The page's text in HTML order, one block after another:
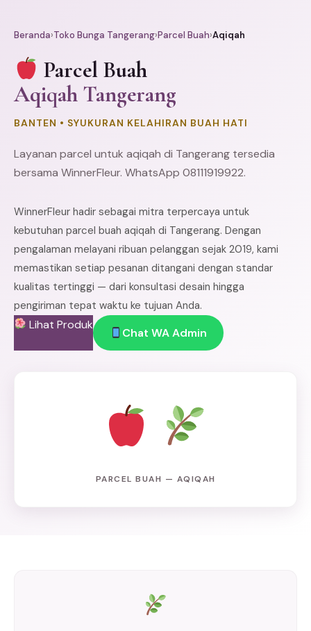
Beranda›Toko Bunga Tangerang›Parcel Buah›Aqiqah
Parcel Buah
Aqiqah Tangerang
BANTEN • SYUKURAN KELAHIRAN BUAH HATI
Layanan parcel untuk aqiqah di Tangerang tersedia
bersama WinnerFleur. WhatsApp 08111919922.
WinnerFleur hadir sebagai mitra terpercaya untuk
kebutuhan parcel buah aqiqah di Tangerang. Dengan
pengalaman melayani ribuan pelanggan sejak 2019, kami
memastikan setiap pesanan ditangani dengan standar
kualitas tertinggi — dari konsultasi desain hingga
pengiriman tepat waktu ke tujuan Anda.
Lihat Produk
Chat WA Admin
PARCEL BUAH — AQIQAH